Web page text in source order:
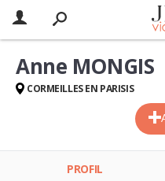
Anne MONGIS
CORMEILLES EN PARISIS
PROFIL